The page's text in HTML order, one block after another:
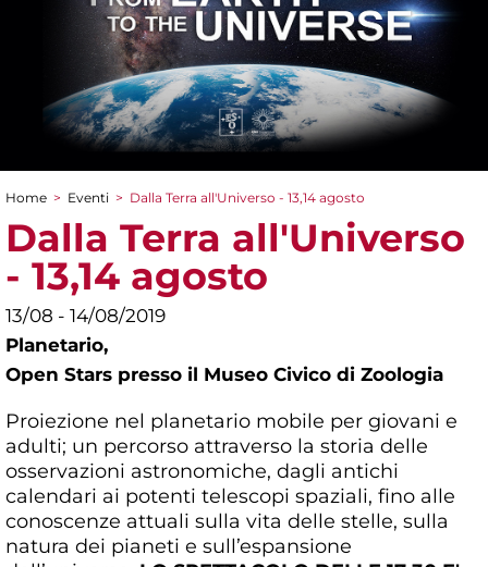
Tu sei qui
Home > Eventi > Dalla Terra all'Universo - 13,14 agosto
Dalla Terra all'Universo
- 13,14 agosto
13/08 - 14/08/2019
Planetario,
Open Stars presso il Museo Civico di Zoologia
Proiezione nel planetario mobile per giovani e
adulti; un percorso attraverso la storia delle
osservazioni astronomiche, dagli antichi
calendari ai potenti telescopi spaziali, fino alle
conoscenze attuali sulla vita delle stelle, sulla
natura dei pianeti e sull’espansione